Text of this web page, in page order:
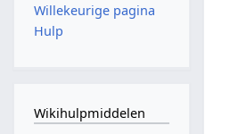
Willekeurige pagina
Hulp
Wikihulpmiddelen